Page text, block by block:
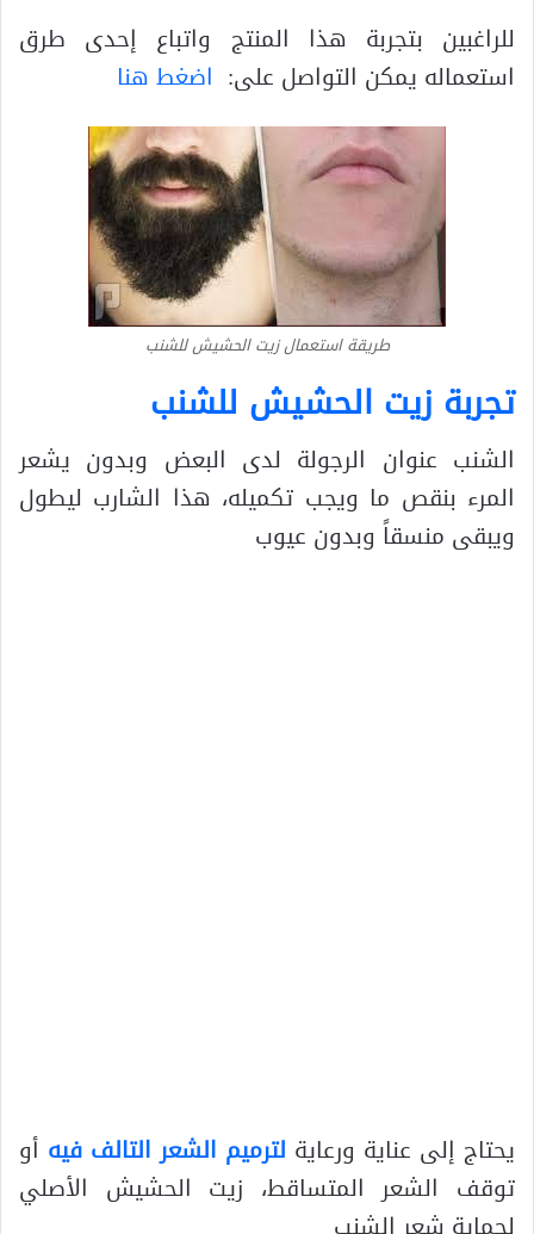
للراغبين بتجربة هذا المنتج واتباع إحدى طرق
استعماله يمكن التواصل على: اضغط هنا
طريقة استعمال زيت الحشيش للشنب
تجربة زيت الحشيش للشنب
الشنب عنوان الرجولة لدى البعض وبدون يشعر
المرء بنقص ما ويجب تكميله، هذا الشارب ليطول
ويبقى منسقاً وبدون عيوب
يحتاج إلى عناية ورعاية لترميم الشعر التالف فيه أو
توقف الشعر المتساقط، زيت الحشيش الأصلي